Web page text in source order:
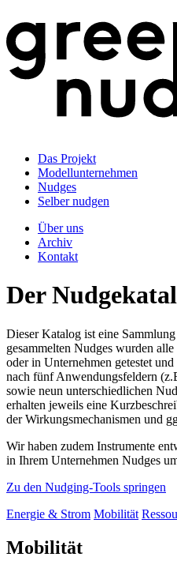
Das Projekt
Modellunternehmen
Nudges
Selber nudgen
Über uns
Archiv
Kontakt
Der
Dieser Katalog ist eine
gesammelten Nudges wurden
oder in Unternehmen getestet
nach fünf Anwendungsfeldern
sowie neun unterschiedlichen
erhalten jeweils eine
der Wirkungsmechanismen und
Wir haben zudem Instrumente
in Ihrem Unternehmen Nudges
Zu den Nudging-Tools springen
Energie & Strom Mobilität
Mobilität